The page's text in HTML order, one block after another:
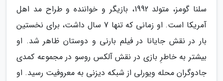
سلنا گومز، متولد 1992، بازیگر و خواننده و طراح مد اهل
آمریکا است. او زمانی که تنها 7 سال داشت، برای نخستین
بار در نقش جایانا در فیلم بارنی و دوستان ظاهر شد. او
بیشتر به خاطرِ بازی در نقش آلکس روسو در مجموعه کمدی
جادوگران محله ویورلی از شبکه دیزنی به معروفیت رسید. او